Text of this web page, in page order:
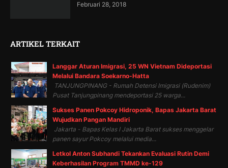
Februari 28, 2018
ARTIKEL TERKAIT
Langgar Aturan Imigrasi, 25 WN Vietnam Dideportasi
Melalui Bandara Soekarno-Hatta
TANJUNGPINANG - Rumah Detensi Imigrasi (Rudenim)
Pusat Tanjungpinang mendeportasi 25 warga...
Sukses Panen Pokcoy Hidroponik, Bapas Jakarta Barat
Wujudkan Pangan Mandiri
Jakarta - Bapas Kelas I Jakarta Barat sukses menggelar
panen sayur Pokcoy melalui media...
Letkol Anton Subhandi Tekankan Evaluasi Rutin Demi
Keberhasilan Program TMMD ke-129